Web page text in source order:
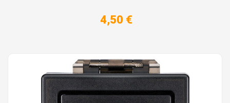
4,50 €